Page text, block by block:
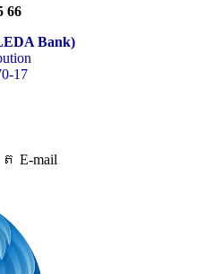
66
Bank)
17
mail